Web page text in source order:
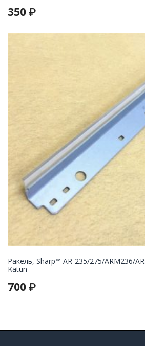
350 ₽
Ракель, Sharp™ AR-235/275/ARM236/
Katun
700 ₽